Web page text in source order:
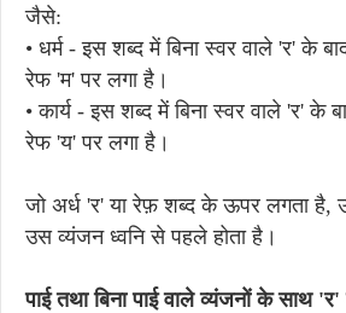
जैसे:
• धर्म - इस शब्द में बिना स्वर वाले 'र' के
रेफ 'म' पर लगा है।
• कार्य - इस शब्द में बिना स्वर वाले 'र' के
रेफ 'य' पर लगा है।
जो अर्ध 'र' या रेफ़ शब्द के ऊपर लगता है,
उस व्यंजन ध्वनि से पहले होता है।
पाई तथा बिना पाई वाले व्यंजनों के साथ 'र'